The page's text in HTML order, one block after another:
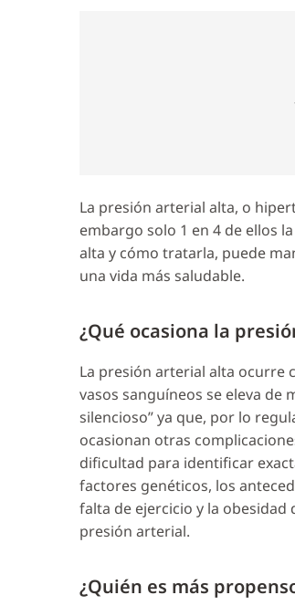
La presión arterial alta, o
embargo solo 1 en 4 de ellos
alta y cómo tratarla, puede
una vida más saludable.
¿Qué ocasiona la
La presión arterial alta ocurre
vasos sanguíneos se eleva de
silencioso” ya que, por lo
ocasionan otras
dificultad para identificar
factores genéticos, los
falta de ejercicio y la
presión arterial.
¿Quién es más